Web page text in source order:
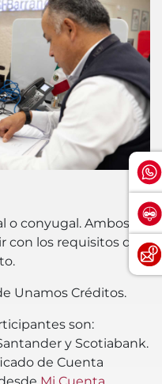
o conyugal. Ambos
los requisitos de
Unamos Créditos.
son:
y Scotiabank.
de Cuenta